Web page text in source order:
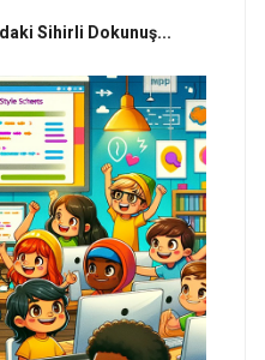
Sihirli Dokunuş...